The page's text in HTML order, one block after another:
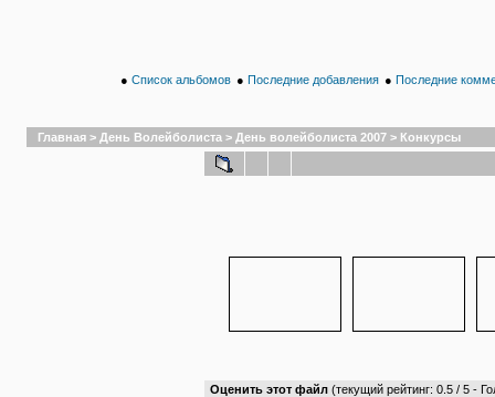
● Список альбомов ● Последние добавления ● Последние
Главная > День Волейболиста > День волейболиста 2007 > Конкурсы
Оценить этот файл (текущий рейтинг: 0.5 / 5 -